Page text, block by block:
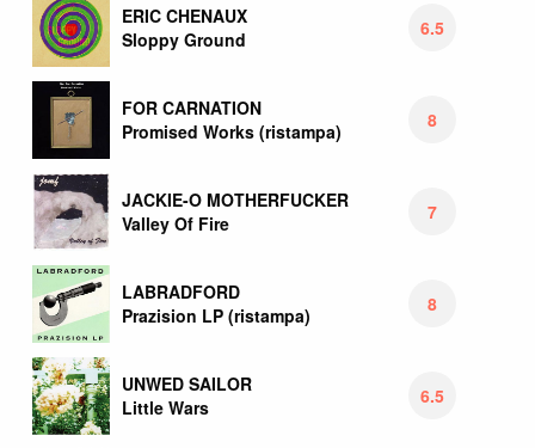
ERIC CHENAUX
Sloppy Ground
6.5
FOR CARNATION
Promised Works (ristampa)
8
JACKIE-O MOTHERFUCKER
Valley Of Fire
7
LABRADFORD
Prazision LP (ristampa)
8
UNWED SAILOR
Little Wars
6.5